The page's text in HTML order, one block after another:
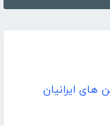
های ایرانیان